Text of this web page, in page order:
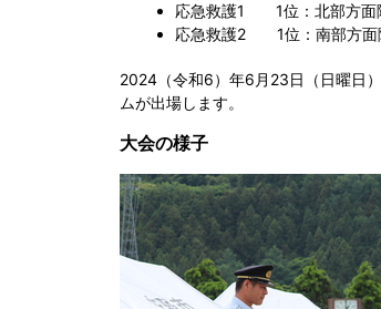
応急救護1 1位：北部方面
応急救護2 1位：南部方面
2024（令和6）年6月23日（日曜日
ムが出場します。
大会の様子